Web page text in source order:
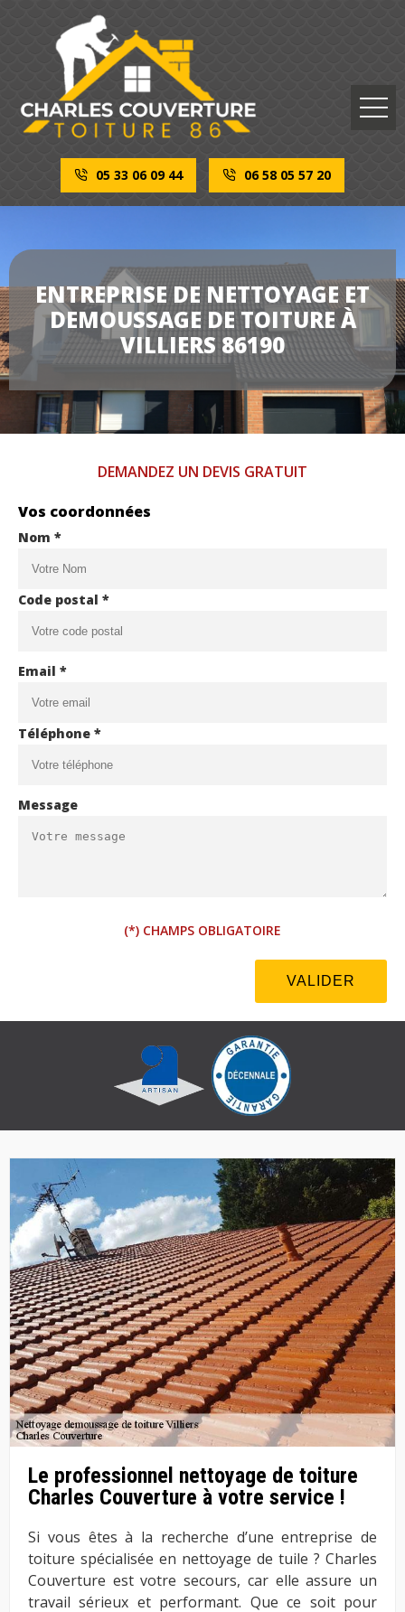
05 33 06 09 44 06 58 05 57 20
ENTREPRISE DE NETTOYAGE ET
DEMOUSSAGE DE TOITURE À
VILLIERS 86190
DEMANDEZ UN DEVIS GRATUIT
Vos coordonnées
Nom *
Code postal *
Email *
Téléphone *
Message
(*) CHAMPS OBLIGATOIRE
Le professionnel nettoyage de toiture
Charles Couverture à votre service !
Si vous êtes à la recherche d’une entreprise de
toiture spécialisée en nettoyage de tuile ? Charles
Couverture est votre secours, car elle assure un
travail sérieux et performant. Que ce soit pour